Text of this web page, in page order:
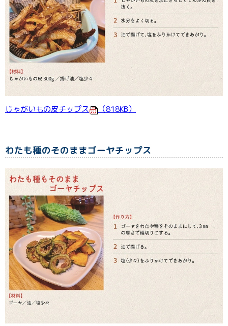
じゃがいもの皮チップス （818KB）
わたも種のそのままゴーヤチップス